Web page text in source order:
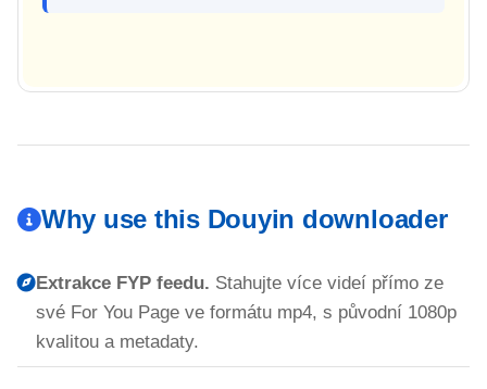
Why use this Douyin downloader
Extrakce FYP feedu. Stahujte více videí přímo ze
své For You Page ve formátu mp4, s původní 1080p
kvalitou a metadaty.